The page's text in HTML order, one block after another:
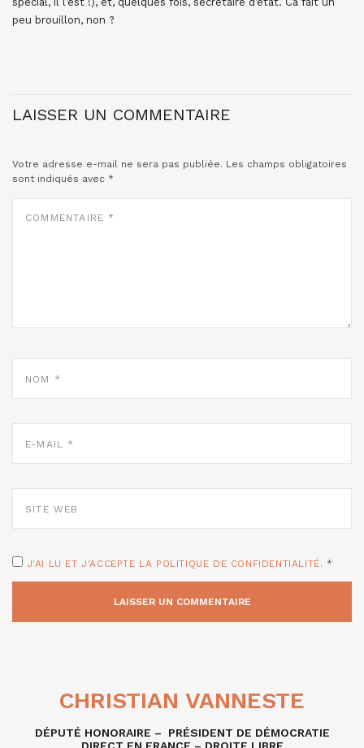
peu brouillon, non ?
LAISSER UN COMMENTAIRE
Votre adresse e-mail ne sera pas publiée. Les champs obligatoires
sont indiqués avec *
MAIL
WEB
J'AI LU ET J'ACCEPTE LA POLITIQUE DE CONFIDENTIALITÉ. *
CHRISTIAN VANNESTE
DÉPUTÉ HONORAIRE – PRÉSIDENT DE DÉMOCRATIE